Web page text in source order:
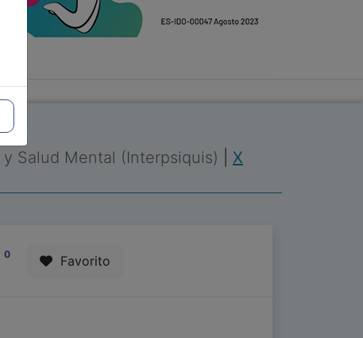
Salud Mental (Interpsiquis)
X
0 Favorito